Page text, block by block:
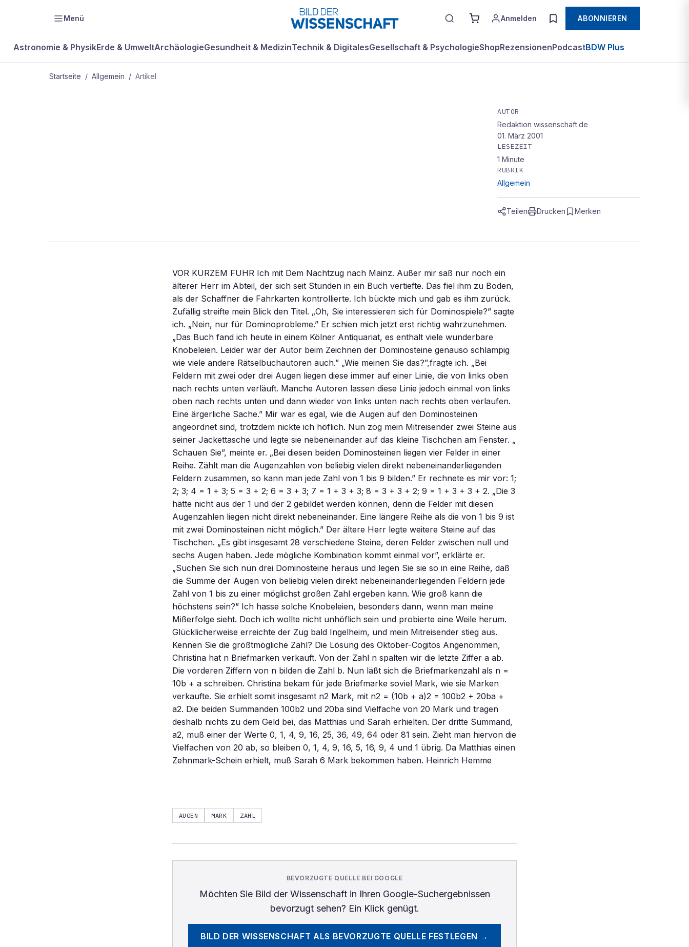
Menü Anmelden ABONNIEREN
Astronomie & PhysikErde & UmweltArchäologieGesundheit & MedizinTechnik & DigitalesGesellschaft & PsychologieShopRezensionenPodcastBDW Plus
Startseite / Allgemein / Artikel
AUTOR
Redaktion wissenschaft.de
01. März 2001
LESEZEIT
1 Minute
RUBRIK
Allgemein
Teilen Drucken Merken
VOR KURZEM FUHR Ich mit Dem Nachtzug nach Mainz. Außer mir saß nur noch ein
älterer Herr im Abteil, der sich seit Stunden in ein Buch vertiefte. Das fiel ihm zu Boden,
als der Schaffner die Fahrkarten kontrollierte. Ich bückte mich und gab es ihm zurück.
Zufällig streifte mein Blick den Titel. „Oh, Sie interessieren sich für Dominospiele?” sagte
ich. „Nein, nur für Dominoprobleme.” Er schien mich jetzt erst richtig wahrzunehmen.
„Das Buch fand ich heute in einem Kölner Antiquariat, es enthält viele wunderbare
Knobeleien. Leider war der Autor beim Zeichnen der Dominosteine genauso schlampig
wie viele andere Rätselbuchautoren auch.” „Wie meinen Sie das?”,fragte ich. „Bei
Feldern mit zwei oder drei Augen liegen diese immer auf einer Linie, die von links oben
nach rechts unten verläuft. Manche Autoren lassen diese Linie jedoch einmal von links
oben nach rechts unten und dann wieder von links unten nach rechts oben verlaufen.
Eine ärgerliche Sache.” Mir war es egal, wie die Augen auf den Dominosteinen
angeordnet sind, trotzdem nickte ich höflich. Nun zog mein Mitreisender zwei Steine aus
seiner Jackettasche und legte sie nebeneinander auf das kleine Tischchen am Fenster. „
Schauen Sie”, meinte er. „Bei diesen beiden Dominosteinen liegen vier Felder in einer
Reihe. Zählt man die Augenzahlen von beliebig vielen direkt nebeneinanderliegenden
Feldern zusammen, so kann man jede Zahl von 1 bis 9 bilden.” Er rechnete es mir vor: 1;
2; 3; 4 = 1 + 3; 5 = 3 + 2; 6 = 3 + 3; 7 = 1 + 3 + 3; 8 = 3 + 3 + 2; 9 = 1 + 3 + 3 + 2. „Die 3
hätte nicht aus der 1 und der 2 gebildet werden können, denn die Felder mit diesen
Augenzahlen liegen nicht direkt nebeneinander. Eine längere Reihe als die von 1 bis 9 ist
mit zwei Dominosteinen nicht möglich.” Der ältere Herr legte weitere Steine auf das
Tischchen. „Es gibt insgesamt 28 verschiedene Steine, deren Felder zwischen null und
sechs Augen haben. Jede mögliche Kombination kommt einmal vor”, erklärte er.
„Suchen Sie sich nun drei Dominosteine heraus und legen Sie sie so in eine Reihe, daß
die Summe der Augen von beliebig vielen direkt nebeneinanderliegenden Feldern jede
Zahl von 1 bis zu einer möglichst großen Zahl ergeben kann. Wie groß kann die
höchstens sein?” Ich hasse solche Knobeleien, besonders dann, wenn man meine
Mißerfolge sieht. Doch ich wollte nicht unhöflich sein und probierte eine Weile herum.
Glücklicherweise erreichte der Zug bald Ingelheim, und mein Mitreisender stieg aus.
Kennen Sie die größtmögliche Zahl? Die Lösung des Oktober-Cogitos Angenommen,
Christina hat n Briefmarken verkauft. Von der Zahl n spalten wir die letzte Ziffer a ab.
Die vorderen Ziffern von n bilden die Zahl b. Nun läßt sich die Briefmarkenzahl als n =
10b + a schreiben. Christina bekam für jede Briefmarke soviel Mark, wie sie Marken
verkaufte. Sie erhielt somit insgesamt n2 Mark, mit n2 = (10b + a)2 = 100b2 + 20ba +
a2. Die beiden Summanden 100b2 und 20ba sind Vielfache von 20 Mark und tragen
deshalb nichts zu dem Geld bei, das Matthias und Sarah erhielten. Der dritte Summand,
a2, muß einer der Werte 0, 1, 4, 9, 16, 25, 36, 49, 64 oder 81 sein. Zieht man hiervon die
Vielfachen von 20 ab, so bleiben 0, 1, 4, 9, 16, 5, 16, 9, 4 und 1 übrig. Da Matthias einen
Zehnmark-Schein erhielt, muß Sarah 6 Mark bekommen haben. Heinrich Hemme
AUGEN MARK ZAHL
BEVORZUGTE QUELLE BEI GOOGLE
Möchten Sie Bild der Wissenschaftin Ihren Google-Suchergebnissen
bevorzugt sehen? Ein Klick genügt.
BILD DER WISSENSCHAFT ALS BEVORZUGTE QUELLE FESTLEGEN →